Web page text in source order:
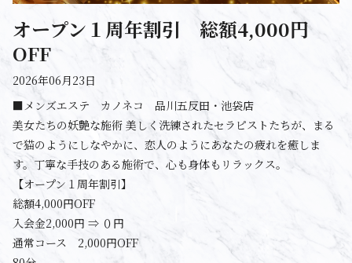
オープン１周年割引 総額4,000円
OFF
2026年06月23日
■メンズエステ カノネコ 品川五反田・池袋店
美女たちの妖艶な施術 美しく洗練されたセラピストたちが、まる
で猫のようにしなやかに、恋人のようにあなたの疲れを癒しま
す。丁寧な手技のある施術で、心も身体もリラックス。
【オープン１周年割引】
総額4,000円OFF
入会金2,000円 ⇒ ０円
通常コース 2,000円OFF